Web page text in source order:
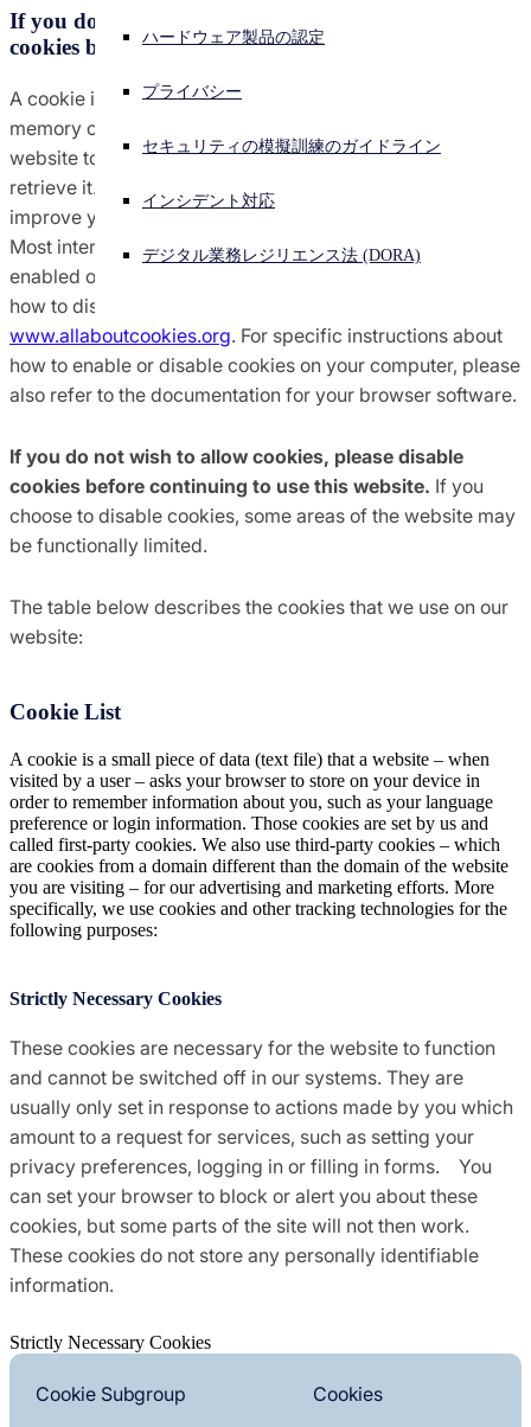
サイバー攻撃を受けている場合、連絡先はこちら
Open search
日本語 Open language switcher
ハードウェア製品の認定
プライバシー
セキュリティの模擬訓練のガイドライン
インシデント対応
デジタル業務レジリエンス法 (DORA)
使用許諾契約書、利用規約
国際貿易のコンプライアンス
通知
ポリシー
If you do not wish to allow cookies, please disable
cookies before continuing to use this website.
A cookie is a piece of text that gets entered into the
memory of your browser by a website, allowing the
website to store information on your machine and later
retrieve it. This website uses cookies so that we can
improve your browsing experience.
Most internet browsers allow the use of cookies to be
enabled or disabled. To find out more about cookies and
how to disable them, please refer to
www.allaboutcookies.org. For specific instructions about
how to enable or disable cookies on your computer, please
also refer to the documentation for your browser software.
If you do not wish to allow cookies, please disable
cookies before continuing to use this website. If you
choose to disable cookies, some areas of the website may
be functionally limited.
The table below describes the cookies that we use on our
website:
Cookie List
A cookie is a small piece of data (text file) that a website – when
visited by a user – asks your browser to store on your device in
order to remember information about you, such as your language
preference or login information. Those cookies are set by us and
called first-party cookies. We also use third-party cookies – which
are cookies from a domain different than the domain of the website
you are visiting – for our advertising and marketing efforts. More
specifically, we use cookies and other tracking technologies for the
following purposes:
Strictly Necessary Cookies
These cookies are necessary for the website to function
and cannot be switched off in our systems. They are
usually only set in response to actions made by you which
amount to a request for services, such as setting your
privacy preferences, logging in or filling in forms. You
can set your browser to block or alert you about these
cookies, but some parts of the site will not then work.
These cookies do not store any personally identifiable
information.
Strictly Necessary Cookies
Cookie Subgroup Cookies